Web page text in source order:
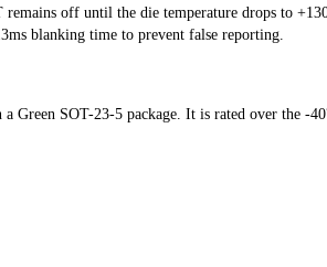
remains off until the die temperature drops to
blanking time to prevent false reporting.
a Green SOT-23-5 package. It is rated over the -